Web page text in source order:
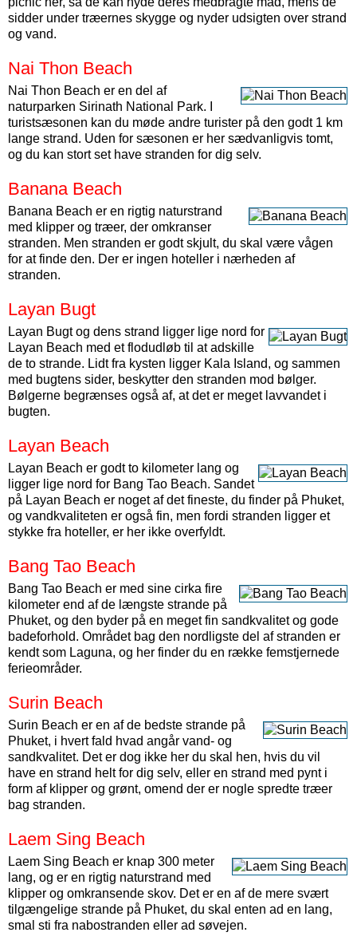
sidder under træernes skygge og nyder udsigten over strand
og vand.
Nai Thon Beach
Nai Thon Beach er en del af
naturparken Sirinath National Park. I
turistsæsonen kan du møde andre turister på den godt 1 km
lange strand. Uden for sæsonen er her sædvanligvis tomt,
og du kan stort set have stranden for dig selv.
Banana Beach
Banana Beach er en rigtig naturstrand
med klipper og træer, der omkranser
stranden. Men stranden er godt skjult, du skal være vågen
for at finde den. Der er ingen hoteller i nærheden af
stranden.
Layan Bugt
Layan Bugt og dens strand ligger lige nord for
Layan Beach med et flodudløb til at adskille
de to strande. Lidt fra kysten ligger Kala Island, og sammen
med bugtens sider, beskytter den stranden mod bølger.
Bølgerne begrænses også af, at det er meget lavvandet i
bugten.
Layan Beach
Layan Beach er godt to kilometer lang og
ligger lige nord for Bang Tao Beach. Sandet
på Layan Beach er noget af det fineste, du finder på Phuket,
og vandkvaliteten er også fin, men fordi stranden ligger et
stykke fra hoteller, er her ikke overfyldt.
Bang Tao Beach
Bang Tao Beach er med sine cirka fire
kilometer end af de længste strande på
Phuket, og den byder på en meget fin sandkvalitet og gode
badeforhold. Området bag den nordligste del af stranden er
kendt som Laguna, og her finder du en række femstjernede
ferieområder.
Surin Beach
Surin Beach er en af de bedste strande på
Phuket, i hvert fald hvad angår vand- og
sandkvalitet. Det er dog ikke her du skal hen, hvis du vil
have en strand helt for dig selv, eller en strand med pynt i
form af klipper og grønt, omend der er nogle spredte træer
bag stranden.
Laem Sing Beach
Laem Sing Beach er knap 300 meter
lang, og er en rigtig naturstrand med
klipper og omkransende skov. Det er en af de mere svært
tilgængelige strande på Phuket, du skal enten ad en lang,
smal sti fra nabostranden eller ad søvejen.